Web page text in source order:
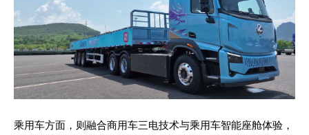
乘用车方面，则融合商用车三电技术与乘用车智能座舱体验，